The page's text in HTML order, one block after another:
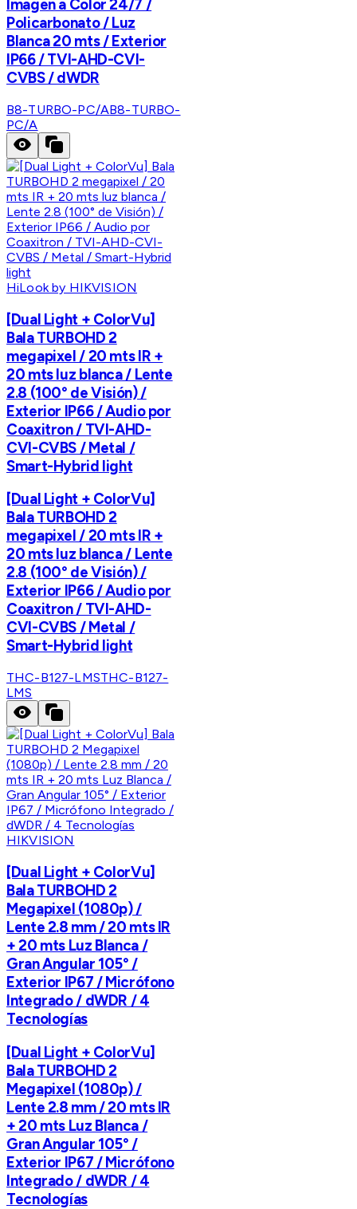
Imagen a Color 24/7 /
Policarbonato / Luz
Blanca 20 mts / Exterior
IP66 / TVI-AHD-CVI-
CVBS / dWDR
B8-TURBO-PC/AB8-TURBO-
PC/A
HiLook by HIKVISION
[Dual Light + ColorVu]
Bala TURBOHD 2
megapixel / 20 mts IR +
20 mts luz blanca / Lente
2.8 (100° de Visión) /
Exterior IP66 / Audio por
Coaxitron / TVI-AHD-
CVI-CVBS / Metal /
Smart-Hybrid light
[Dual Light + ColorVu]
Bala TURBOHD 2
megapixel / 20 mts IR +
20 mts luz blanca / Lente
2.8 (100° de Visión) /
Exterior IP66 / Audio por
Coaxitron / TVI-AHD-
CVI-CVBS / Metal /
Smart-Hybrid light
THC-B127-LMSTHC-B127-
LMS
HIKVISION
[Dual Light + ColorVu]
Bala TURBOHD 2
Megapixel (1080p) /
Lente 2.8 mm / 20 mts IR
+ 20 mts Luz Blanca /
Gran Angular 105° /
Exterior IP67 / Micrófono
Integrado / dWDR / 4
Tecnologías
[Dual Light + ColorVu]
Bala TURBOHD 2
Megapixel (1080p) /
Lente 2.8 mm / 20 mts IR
+ 20 mts Luz Blanca /
Gran Angular 105° /
Exterior IP67 / Micrófono
Integrado / dWDR / 4
Tecnologías